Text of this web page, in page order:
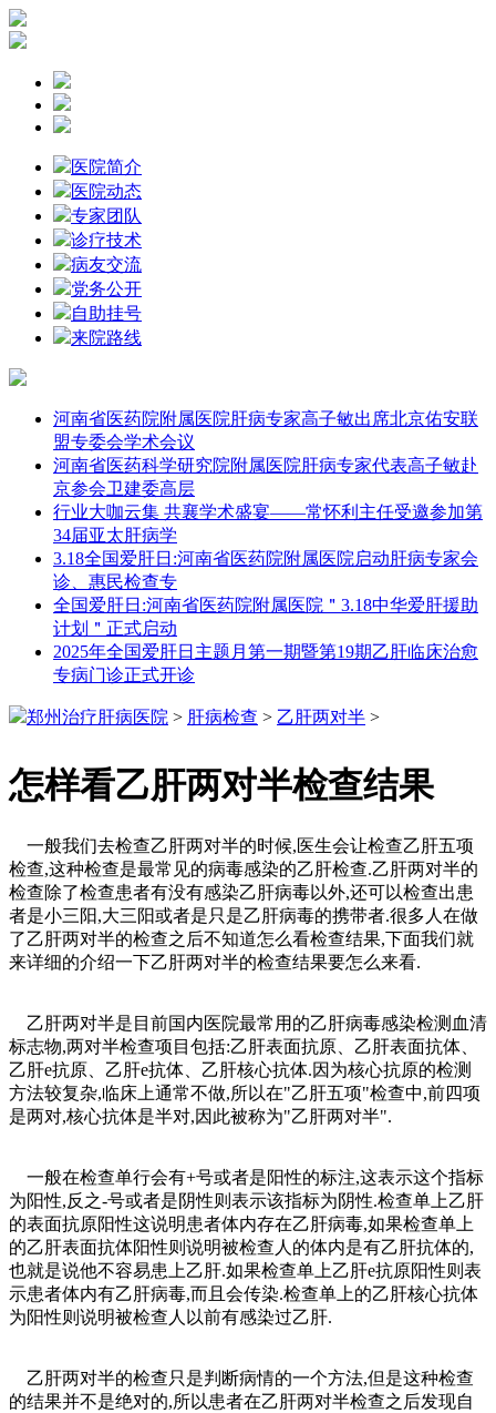
医院简介
医院动态
专家团队
诊疗技术
病友交流
党务公开
自助挂号
来院路线
河南省医药院附属医院肝病专家高子敏出席北京佑安联
盟专委会学术会议
河南省医药科学研究院附属医院肝病专家代表高子敏赴
京参会卫建委高层
行业大咖云集 共襄学术盛宴——常怀利主任受邀参加第
34届亚太肝病学
3.18全国爱肝日:河南省医药院附属医院启动肝病专家会
诊、惠民检查专
全国爱肝日:河南省医药院附属医院＂3.18中华爱肝援助
计划＂正式启动
2025年全国爱肝日主题月第一期暨第19期乙肝临床治愈
专病门诊正式开诊
郑州治疗肝病医院 > 肝病检查 > 乙肝两对半 >
怎样看乙肝两对半检查结果
一般我们去检查乙肝两对半的时候,医生会让检查乙肝五项
检查,这种检查是最常见的病毒感染的乙肝检查.乙肝两对半的
检查除了检查患者有没有感染乙肝病毒以外,还可以检查出患
者是小三阳,大三阳或者是只是乙肝病毒的携带者.很多人在做
了乙肝两对半的检查之后不知道怎么看检查结果,下面我们就
来详细的介绍一下乙肝两对半的检查结果要怎么来看.
乙肝两对半是目前国内医院最常用的乙肝病毒感染检测血清
标志物,两对半检查项目包括:乙肝表面抗原、乙肝表面抗体、
乙肝e抗原、乙肝e抗体、乙肝核心抗体.因为核心抗原的检测
方法较复杂,临床上通常不做,所以在"乙肝五项"检查中,前四项
是两对,核心抗体是半对,因此被称为"乙肝两对半".
一般在检查单行会有+号或者是阳性的标注,这表示这个指标
为阳性,反之-号或者是阴性则表示该指标为阴性.检查单上乙肝
的表面抗原阳性这说明患者体内存在乙肝病毒,如果检查单上
的乙肝表面抗体阳性则说明被检查人的体内是有乙肝抗体的,
也就是说他不容易患上乙肝.如果检查单上乙肝е抗原阳性则表
示患者体内有乙肝病毒,而且会传染.检查单上的乙肝核心抗体
为阳性则说明被检查人以前有感染过乙肝.
乙肝两对半的检查只是判断病情的一个方法,但是这种检查
的结果并不是绝对的,所以患者在乙肝两对半检查之后发现自